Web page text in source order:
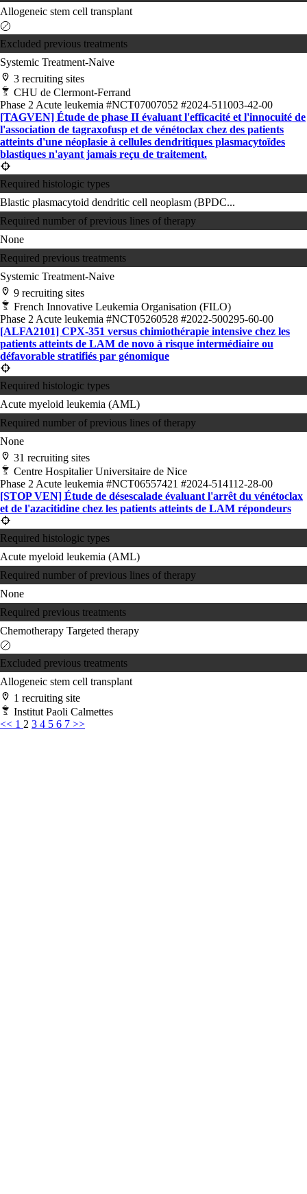
Allogeneic stem cell transplant
Excluded previous treatments
Systemic Treatment-Naive
3 recruiting sites
CHU de Clermont-Ferrand
Phase 2Acute leukemia #NCT07007052 #2024-511003-42-00
[TAGVEN] Étude de phase II évaluant l'efficacité et l'innocuité de
l'association de tagraxofusp et de vénétoclax chez des patients
atteints d'une néoplasie à cellules dendritiques plasmacytoïdes
blastiques n'ayant jamais reçu de traitement.
Required histologic types
Blastic plasmacytoid dendritic cell neoplasm (BPDC...
Required number of previous lines of therapy
None
Required previous treatments
Systemic Treatment-Naive
9 recruiting sites
French Innovative Leukemia Organisation (FILO)
Phase 2Acute leukemia #NCT05260528 #2022-500295-60-00
[ALFA2101] CPX-351 versus chimiothérapie intensive chez les
patients atteints de LAM de novo à risque intermédiaire ou
défavorable stratifiés par génomique
Required histologic types
Acute myeloid leukemia (AML)
Required number of previous lines of therapy
None
31 recruiting sites
Centre Hospitalier Universitaire de Nice
Phase 2Acute leukemia #NCT06557421 #2024-514112-28-00
[STOP VEN] Étude de désescalade évaluant l'arrêt du vénétoclax
et de l'azacitidine chez les patients atteints de LAM répondeurs
Required histologic types
Acute myeloid leukemia (AML)
Required number of previous lines of therapy
None
Required previous treatments
Chemotherapy Targeted therapy
Excluded previous treatments
Allogeneic stem cell transplant
1 recruiting site
Institut Paoli Calmettes
<< 1 2 3 4 5 6 7 >>